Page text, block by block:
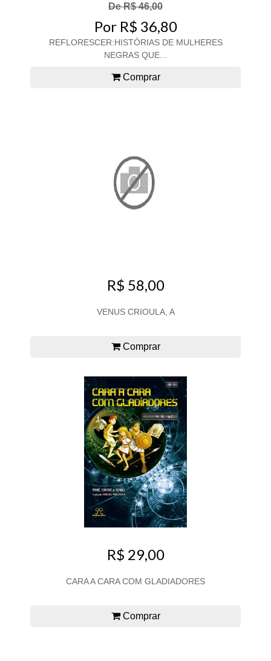
De R$ 46,00
Por R$ 36,80
REFLORESCER:HISTÓRIAS DE MULHERES
NEGRAS QUE...
Comprar
R$ 58,00
VENUS CRIOULA, A
Comprar
R$ 29,00
CARA A CARA COM GLADIADORES
Comprar